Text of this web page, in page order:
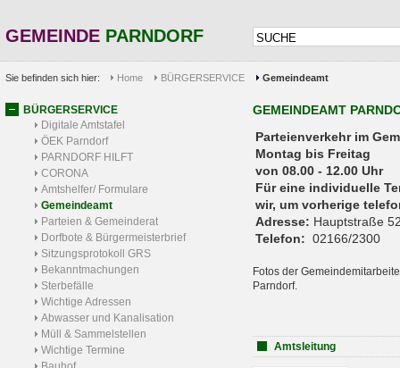
GEMEINDE PARNDORF
Sie befinden sich hier: Home BÜRGERSERVICE Gemeindeamt
BÜRGERSERVICE
Digitale Amtstafel
ÖEK Parndorf
PARNDORF HILFT
CORONA
Amtshelfer/ Formulare
Gemeindeamt
Parteien & Gemeinderat
Dorfbote & Bürgermeisterbrief
Sitzungsprotokoll GRS
Bekanntmachungen
Sterbefälle
Wichtige Adressen
Abwasser und Kanalisation
Müll & Sammelstellen
Wichtige Termine
GEMEINDEAMT
Parteienverkehr
Montag bis Freitag
von 08.00 - 12.00 Uhr
Für eine individuelle
wir, um vorherige
Adresse: Hauptstraße
Telefon: 02166/2300
Fotos der
Parndorf.
Amtsleitung